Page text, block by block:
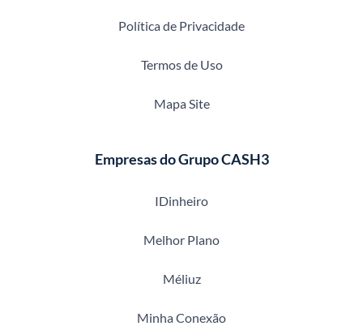
Política de Privacidade
Termos de Uso
Mapa Site
Empresas do Grupo CASH3
IDinheiro
Melhor Plano
Méliuz
Minha Conexão